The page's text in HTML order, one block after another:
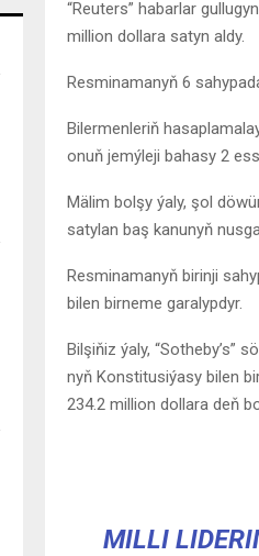
“Reuters” habarlar
million dollara satyn aldy.
Resminamanyň 6
Bilermenleriň
onuň jemýleji bahasy 2
Mälim bolşy ýaly, şol
satylan baş kanunyň
Resminamanyň birinji
bilen birneme garalypdyr.
Bilşiňiz ýaly, “Sotheby’s”
nyň Konstitusiýasy bilen
234.2 million dollara deň
MILLI